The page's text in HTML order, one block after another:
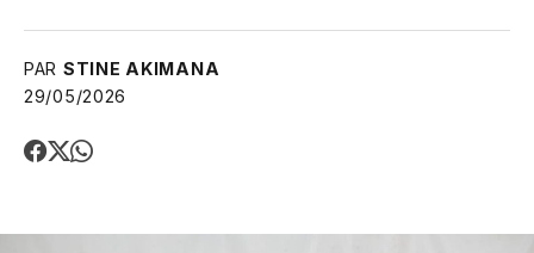
PAR STINE AKIMANA
29/05/2026